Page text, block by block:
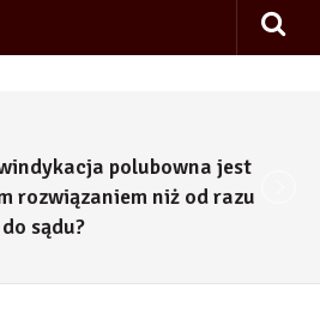
polubowna jest
rozwiązaniem niż od razu
sądu?